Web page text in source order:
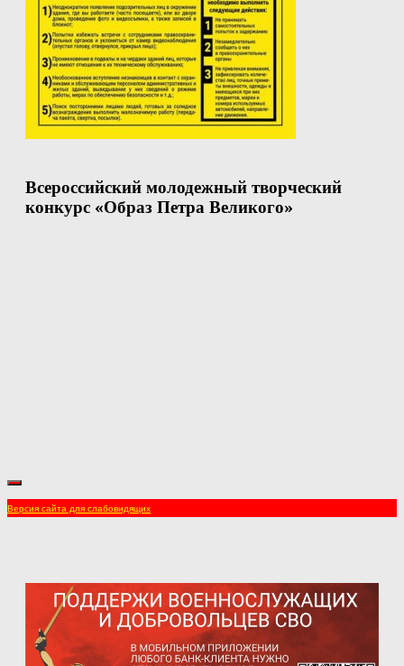
Всероссийский молодежный творческий
конкурс «Образ Петра Великого»
Версия сайта для слабовидящих